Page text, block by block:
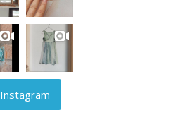
Seguime en Instagram